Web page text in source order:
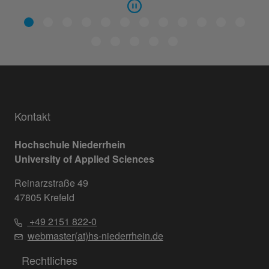
Kontakt
Hochschule Niederrhein
University of Applied Sciences
Reinarzstraße 49
47805 Krefeld
+49 2151 822-0
webmaster(at)hs-niederrhein.de
Rechtliches